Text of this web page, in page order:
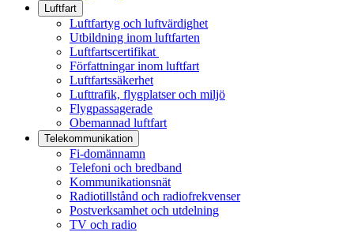
Luftfart
Luftfartyg och luftvärdighet
Utbildning inom luftfarten
Luftfartscertifikat
Författningar inom luftfart
Luftfartssäkerhet
Lufttrafik, flygplatser och miljö
Flygpassagerade
Obemannad luftfart
Telekommunikation
Fi-domännamn
Telefoni och bredband
Kommunikationsnät
Radiotillstånd och radiofrekvenser
Postverksamhet och utdelning
TV och radio